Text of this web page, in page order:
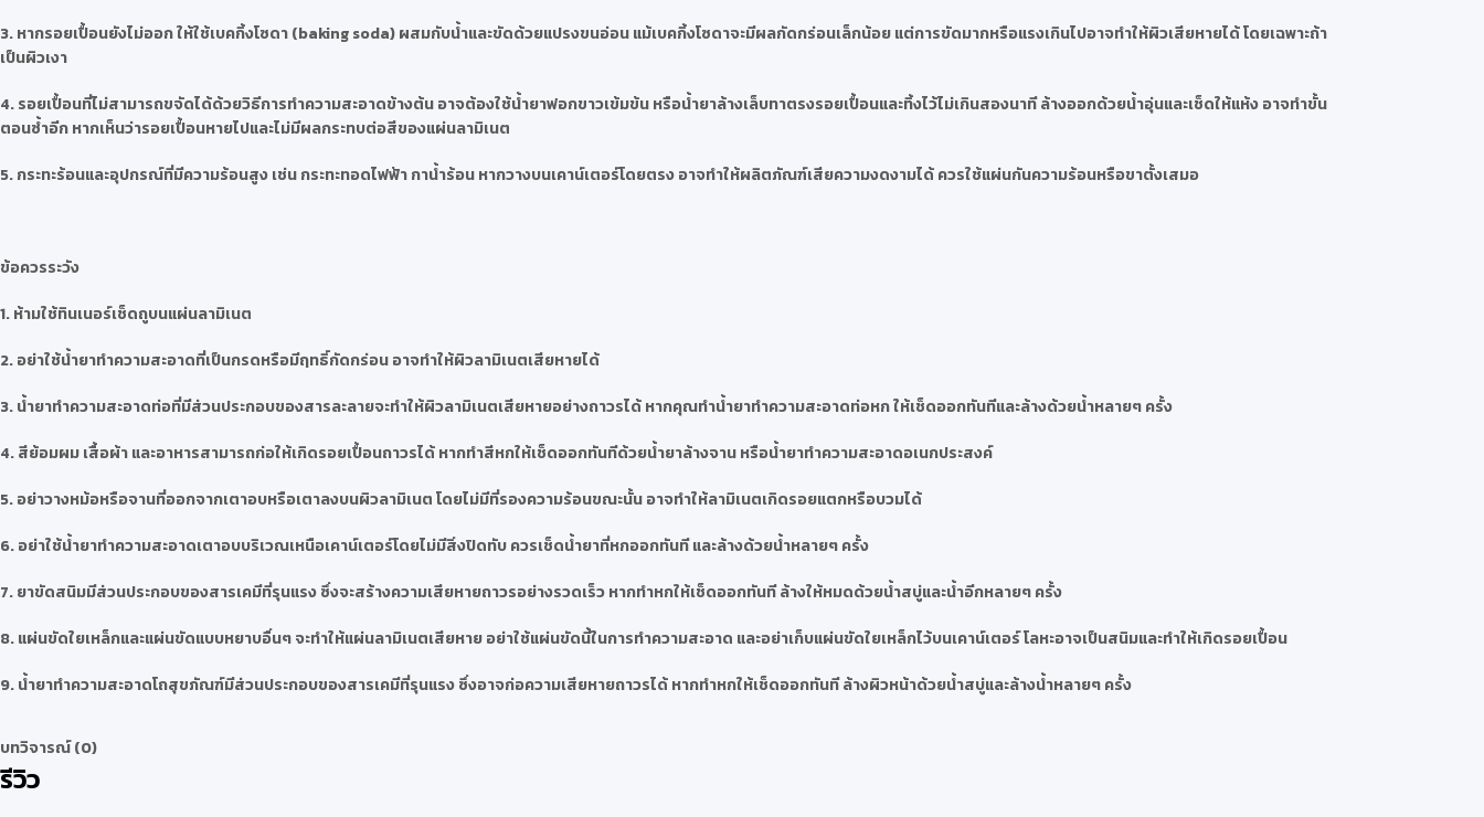
3. หากรอยเปื้อนยังไม่ออก ให้ใช้เบคกิ้งโซดา (baking soda) ผสมกับน้ำและขัดด้วยแปรงขนอ่อน แม้เบคกิ้งโซดาจะมีผลกัดกร่อนเล็กน้อย แต่การขัดมากหรือแรงเกินไปอาจทำให้ผิวเสียหายได้ โดยเฉพาะถ้า
เป็นผิวเงา
4. รอยเปื้อนที่ไม่สามารถขจัดได้ด้วยวิธีการทำความสะอาดข้างต้น อาจต้องใช้น้ำยาฟอกขาวเข้มข้น หรือน้ำยาล้างเล็บทาตรงรอยเปื้อนและทิ้งไว้ไม่เกินสองนาที ล้างออกด้วยน้ำอุ่นและเช็ดให้แห้ง อาจทำขั้น
ตอนซ้ำอีก หากเห็นว่ารอยเปื้อนหายไปและไม่มีผลกระทบต่อสีของแผ่นลามิเนต
5. กระทะร้อนและอุปกรณ์ที่มีความร้อนสูง เช่น กระทะทอดไฟฟ้า กาน้ำร้อน หากวางบนเคาน์เตอร์โดยตรง อาจทำให้ผลิตภัณฑ์เสียความงดงามได้ ควรใช้แผ่นกันความร้อนหรือขาตั้งเสมอ
ข้อควรระวัง
1. ห้ามใช้ทินเนอร์เช็ดถูบนแผ่นลามิเนต
2. อย่าใช้น้ำยาทำความสะอาดที่เป็นกรดหรือมีฤทธิ์กัดกร่อน อาจทำให้ผิวลามิเนตเสียหายได้
3. น้ำยาทำความสะอาดท่อที่มีส่วนประกอบของสารละลายจะทำให้ผิวลามิเนตเสียหายอย่างถาวรได้ หากคุณทำน้ำยาทำความสะอาดท่อหก ให้เช็ดออกทันทีและล้างด้วยน้ำหลายๆ ครั้ง
4. สีย้อมผม เสื้อผ้า และอาหารสามารถก่อให้เกิดรอยเปื้อนถาวรได้ หากทำสีหกให้เช็ดออกทันทีด้วยน้ำยาล้างจาน หรือน้ำยาทำความสะอาดอเนกประสงค์
5. อย่าวางหม้อหรือจานที่ออกจากเตาอบหรือเตาลงบนผิวลามิเนต โดยไม่มีที่รองความร้อนขณะนั้น อาจทำให้ลามิเนตเกิดรอยแตกหรือบวมได้
6. อย่าใช้น้ำยาทำความสะอาดเตาอบบริเวณเหนือเคาน์เตอร์โดยไม่มีสิ่งปิดทับ ควรเช็ดน้ำยาที่หกออกทันที และล้างด้วยน้ำหลายๆ ครั้ง
7. ยาขัดสนิมมีส่วนประกอบของสารเคมีที่รุนแรง ซึ่งจะสร้างความเสียหายถาวรอย่างรวดเร็ว หากทำหกให้เช็ดออกทันที ล้างให้หมดด้วยน้ำสบู่และน้ำอีกหลายๆ ครั้ง
8. แผ่นขัดใยเหล็กและแผ่นขัดแบบหยาบอื่นๆ จะทำให้แผ่นลามิเนตเสียหาย อย่าใช้แผ่นขัดนี้ในการทำความสะอาด และอย่าเก็บแผ่นขัดใยเหล็กไว้บนเคาน์เตอร์ โลหะอาจเป็นสนิมและทำให้เกิดรอยเปื้อน
9. น้ำยาทำความสะอาดโถสุขภัณฑ์มีส่วนประกอบของสารเคมีที่รุนแรง ซึ่งอาจก่อความเสียหายถาวรได้ หากทำหกให้เช็ดออกทันที ล้างผิวหน้าด้วยน้ำสบู่และล้างน้ำหลายๆ ครั้ง
บทวิจารณ์ (0)
รีวิว